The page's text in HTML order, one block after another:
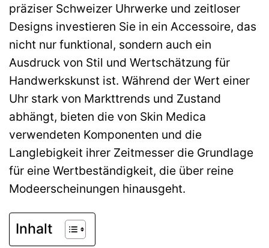
präziser Schweizer Uhrwerke und zeitloser
Designs investieren Sie in ein Accessoire, das
nicht nur funktional, sondern auch ein
Ausdruck von Stil und Wertschätzung für
Handwerkskunst ist. Während der Wert einer
Uhr stark von Markttrends und Zustand
abhängt, bieten die von Skin Medica
verwendeten Komponenten und die
Langlebigkeit ihrer Zeitmesser die Grundlage
für eine Wertbeständigkeit, die über reine
Modeerscheinungen hinausgeht.
Inhalt